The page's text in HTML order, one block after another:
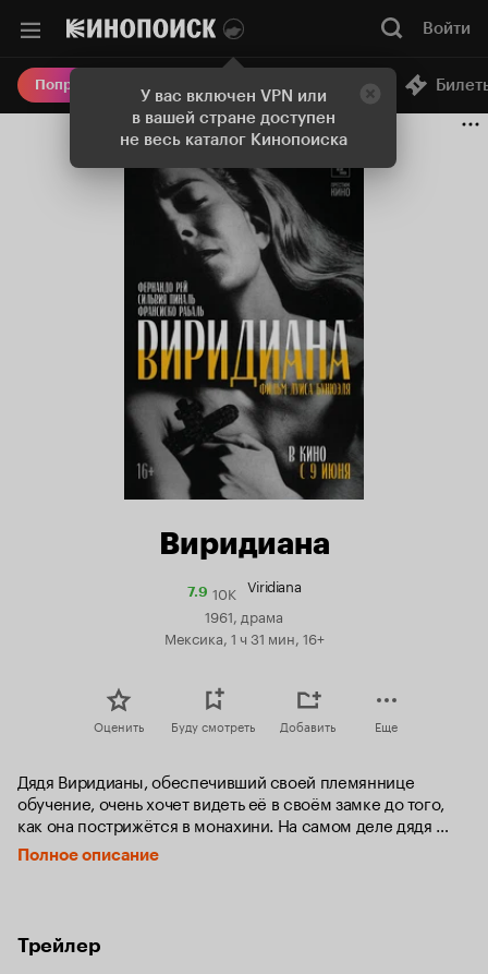
У вас включен VPN или
в вашей стране доступен
не весь каталог Кинопоиска
Войти
Попробовать Плюс Онлайн-кинотеатр
Виридиана
7.9Рейтинг
Кинопоиска
10K Viridiana
1961, драма
Мексика, 1 ч 31 мин, 16+
Оценить Буду смотреть Добавить Еще
Дядя Виридианы, обеспечивший своей племяннице
обучение, очень хочет видеть её в своём замке до того,
как она пострижётся в монахини. На самом деле дядя
давно влюблён в свою племянницу. Эта страсть так
потрясает Виридиану, что она принимает решение
Полное описание
Трейлер